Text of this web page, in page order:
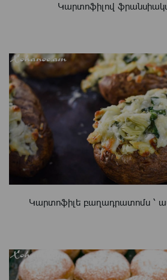
Կարտոֆիլով
Կարտոֆիլե բաղադրատոմս ՝